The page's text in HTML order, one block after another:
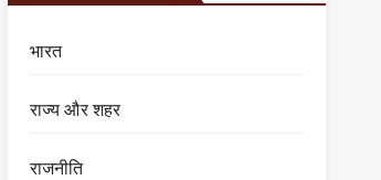
भारत
राज्य और शहर
राजनीति